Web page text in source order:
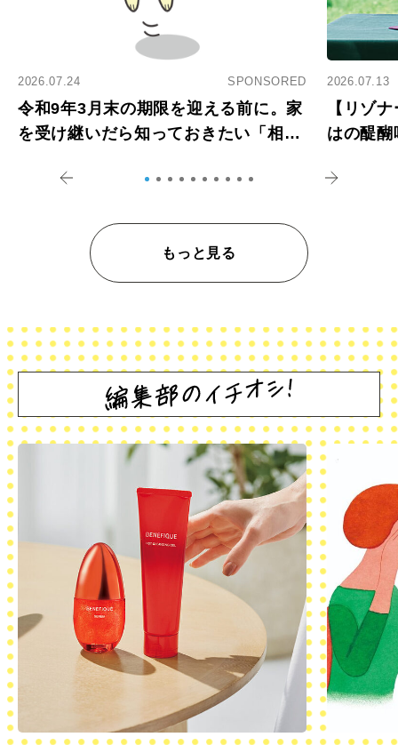
2026.07.24 SPONSORED
令和9年3月末の期限を迎える前に。家
を受け継いだら知っておきたい「相続
2026.07.13
【リゾ
はの醍
もっと見る